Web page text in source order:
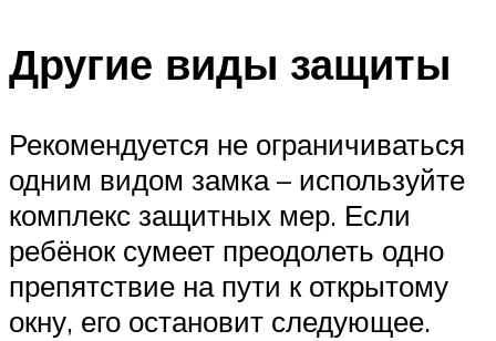
Другие виды защиты
Рекомендуется не ограничиваться
одним видом замка – используйте
комплекс защитных мер. Если
ребёнок сумеет преодолеть одно
препятствие на пути к открытому
окну, его остановит следующее.